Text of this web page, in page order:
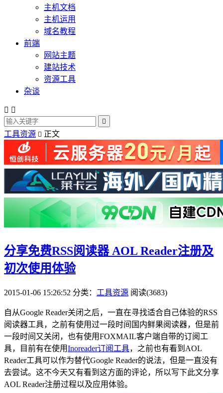
主机文档
主机运用
域名教程
前端
网站主题
建站技术
资源工具
杂谈
 

工具资源  正文
分享免费RSS阅读器 AOL Reader注册及
初次使用体验
2015-01-06 15:26:52 分类： 工具资源 阅读(3683)
自从Google Reader关闭之后，一直在寻找适合自己体验的RSS
阅读器工具，之前有使用过一段时间国内鲜果阅读器，但是前
一段时间又关闭，也有使用FOXMAIL客户端自带的订阅工
具，目前有在使用Inoreader订阅工具，之前也有看到AOL
Reader工具可以作为替代Google Reader的说法，但是一直没有
去尝试。这不今天又有看到这方面的评论，所以写下此文分享
AOL Reader注册过程以及应用体验。